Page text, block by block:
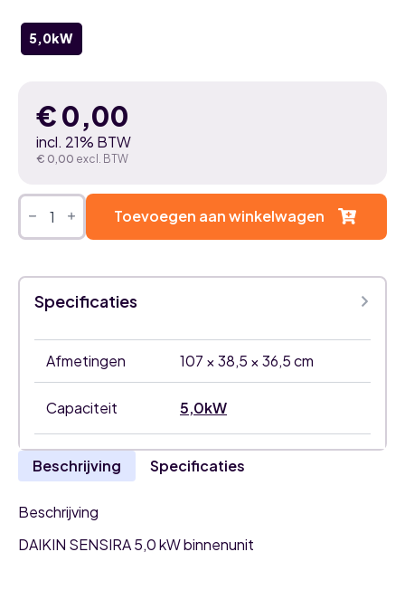
5,0kW
€0,00
incl. 21% BTW
€ 0,00 excl. BTW
DAIKIN
SENSIRA
kW
binnenunit
aantal
Toevoegen aan winkelwagen
Specificaties
Afmetingen 107 × 38,5 × 36,5 cm
Capaciteit 5,0kW
Beschrijving Specificaties
Beschrijving
DAIKIN SENSIRA 5,0 kW binnenunit